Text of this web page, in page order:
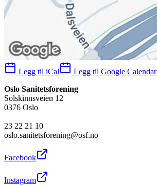
Legg til iCal
Legg til Google Calendar
Oslo Sanitetsforening
Solskinnsveien 12
0376 Oslo
23 22 21 10
oslo.sanitetsforening@osf.no
Facebook
Instagram